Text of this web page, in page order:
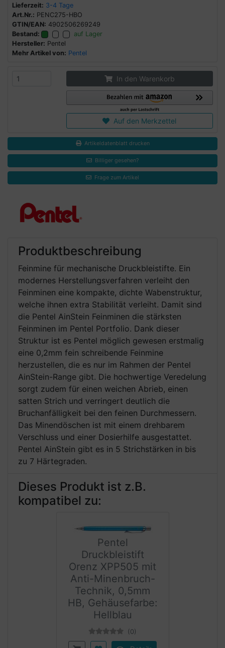
Lieferzeit: 3-4 Tage
Art.Nr.: PENC275-HBO
GTIN/EAN: 4902506269249
Bestand:
auf Lager
Hersteller: Pentel
Mehr Artikel von: Pentel
In den Warenkorb
Auf den Merkzettel
Artikeldatenblatt drucken
Billiger gesehen?
Frage zum Artikel
Produktbeschreibung
Feinmine für mechanische Druckbleistifte. Ein
modernes Herstellungsverfahren verleiht den
Feinminen eine kompakte, dichte Wabenstruktur,
welche ihnen extra Stabilität verleiht. Damit sind
die Pentel AinStein Feinminen die stärksten
Feinminen im Pentel Portfolio. Dank dieser
Struktur ist es Pentel möglich gewesen erstmalig
eine 0,2mm fein schreibende Feinmine
herzustellen, die es nur im Rahmen der Pentel
AinStein-Range gibt. Die hochwertige Veredelung
sorgt zudem für einen weichen Abrieb, einen
satten Strich und verringert deutlich die
Bruchanfälligkeit bei den feinen Durchmessern.
Das Minendöschen ist mit einem drehbarem
Verschluss und einer Dosierhilfe ausgestattet.
Pentel AinStein gibt es in 5 Strichstärken in bis
zu 7 Härtegraden.
Dieses Produkt ist z.B.
kompatibel zu:
Pentel
Druckbleistift
Orenz XPP505 mit
Anti-Minenbruch-
Technik, 0,5mm
HB, Gehäusefarbe:
Hellblau
(0)